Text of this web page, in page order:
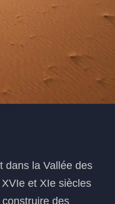
dans la Vallée des
et XIe siècles
construire des